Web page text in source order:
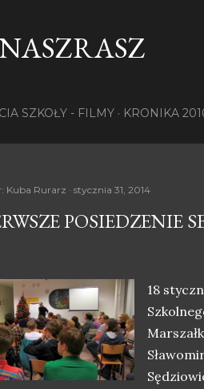
SZKOŁY - FILMY KRONIKA
Kuba Rurarz stycznia 31, 2014
POSIEDZENIE
18